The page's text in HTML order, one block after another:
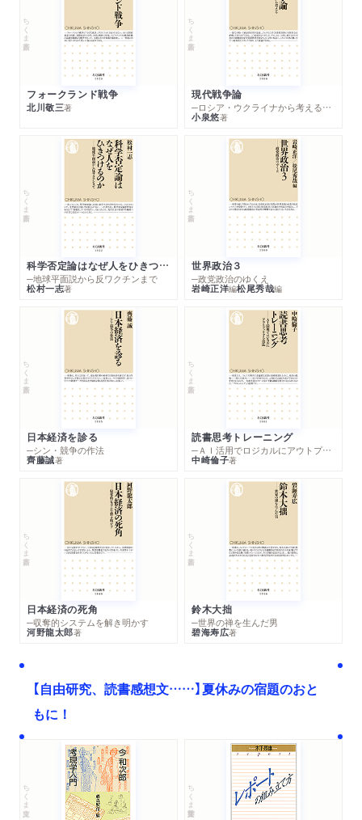
ちくま新書
フォークランド戦争
北川敬三著
ちくま新書
現代戦争論
─ロシア・ウクライナから考える世界の行方
小泉悠著
ちくま新書
科学否定論はなぜ人をひきつけるのか
─地球平面説から反ワクチンまで
松村一志著
ちくま新書
世界政治３
─政党政治のゆくえ
岩崎正洋編松尾秀哉編
ちくま新書
日本経済を診る
─シン・競争の作法
齊藤誠著
ちくま新書
読書思考トレーニング
─ＡＩ活用でロジカルにアウトプットする技法
中崎倫子著
ちくま新書
日本経済の死角
─収奪的システムを解き明かす
河野龍太郎著
ちくま新書
鈴木大拙
─世界の禅を生んだ男
碧海寿広著
【自由研究、読書感想文……】夏休みの宿題のおと
もに！
ちくま文庫 ちくま学芸文庫